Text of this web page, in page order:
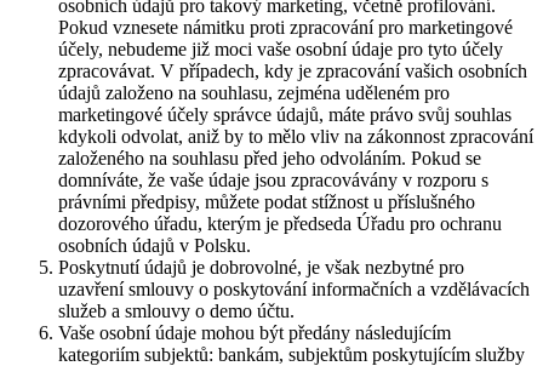
osobních údajů pro takový marketing, včetně profilování.
Pokud vznesete námitku proti zpracování pro marketingové
účely, nebudeme již moci vaše osobní údaje pro tyto účely
zpracovávat. V případech, kdy je zpracování vašich osobních
údajů založeno na souhlasu, zejména uděleném pro
marketingové účely správce údajů, máte právo svůj souhlas
kdykoli odvolat, aniž by to mělo vliv na zákonnost zpracování
založeného na souhlasu před jeho odvoláním. Pokud se
domníváte, že vaše údaje jsou zpracovávány v rozporu s
právními předpisy, můžete podat stížnost u příslušného
dozorového úřadu, kterým je předseda Úřadu pro ochranu
osobních údajů v Polsku.
Poskytnutí údajů je dobrovolné, je však nezbytné pro
uzavření smlouvy o poskytování informačních a vzdělávacích
služeb a smlouvy o demo účtu.
Vaše osobní údaje mohou být předány následujícím
kategoriím subjektů: bankám, subjektům poskytujícím služby